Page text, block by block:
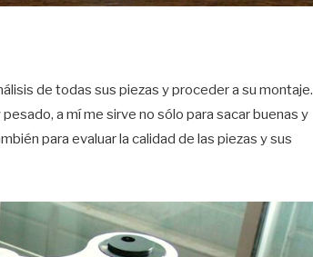
de todas sus piezas y proceder a su montaje.
a mí me sirve no sólo para sacar buenas y
para evaluar la calidad de las piezas y sus